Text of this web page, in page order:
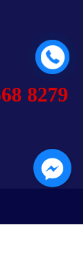
8279